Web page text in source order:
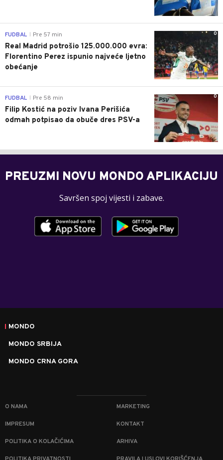
0
FUDBAL Pre 57 min
Real Madrid potrošio 125.000.000 evra:
Florentino Perez ispunio najveće ljetno
obećanje
0
FUDBAL Pre 58 min
Filip Kostić na poziv Ivana Perišića
odmah potpisao da obuče dres PSV-a
PREUZMI NOVU MONDO APLIKACIJU
Savršen spoj vijesti i zabave.
MONDO
MONDO SRBIJA
MONDO CRNA GORA
O NAMA MARKETING
IMPRESUM KONTAKT
POLITIKA O KOLAČIĆIMA ARHIVA